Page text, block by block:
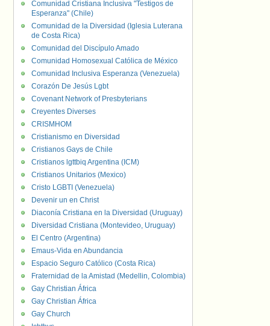
Comunidad Cristiana Inclusiva "Testigos de
Esperanza" (Chile)
Comunidad de la Diversidad (Iglesia Luterana
de Costa Rica)
Comunidad del Discípulo Amado
Comunidad Homosexual Católica de México
Comunidad Inclusiva Esperanza (Venezuela)
Corazón De Jesús Lgbt
Covenant Network of Presbyterians
Creyentes Diverses
CRISMHOM
Cristianismo en Diversidad
Cristianos Gays de Chile
Cristianos lgttbiq Argentina (ICM)
Cristianos Unitarios (Mexico)
Cristo LGBTI (Venezuela)
Devenir un en Christ
Diaconía Cristiana en la Diversidad (Uruguay)
Diversidad Cristiana (Montevideo, Uruguay)
El Centro (Argentina)
Emaus-Vida en Abundancia
Espacio Seguro Católico (Costa Rica)
Fraternidad de la Amistad (Medellin, Colombia)
Gay Christian África
Gay Christian África
Gay Church